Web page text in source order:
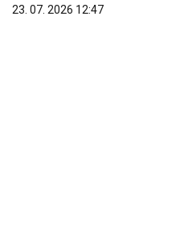
23. 07. 2026 12:47